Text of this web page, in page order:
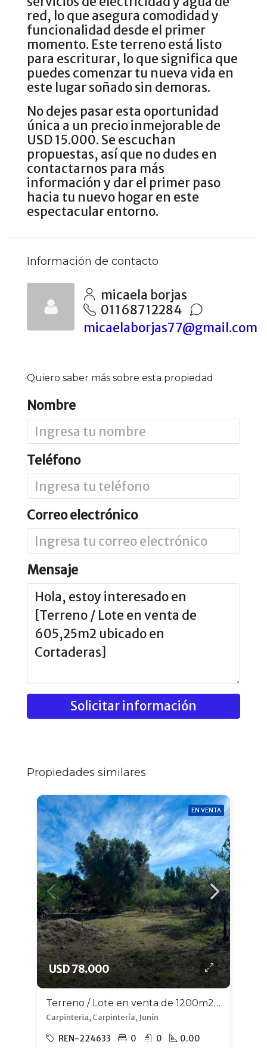
red, lo que asegura comodidad y
funcionalidad desde el primer
momento. Este terreno está listo
para escriturar, lo que significa que
puedes comenzar tu nueva vida en
este lugar soñado sin demoras.
No dejes pasar esta oportunidad
única a un precio inmejorable de
USD 15.000. Se escuchan
propuestas, así que no dudes en
contactarnos para más
información y dar el primer paso
hacia tu nuevo hogar en este
espectacular entorno.
Información de contacto
micaela borjas
01168712284
micaelaborjas77@gmail.com
Quiero saber más sobre esta propiedad
Nombre
Teléfono
Correo electrónico
Mensaje
Solicitar información
Propiedades similares
EN VENTA
USD 78.000
Terreno / Lote en venta de 1200m2 ubicado en Carpintería
Carpinteria, Carpintería, Junín
REN-224633 0 0 0.00